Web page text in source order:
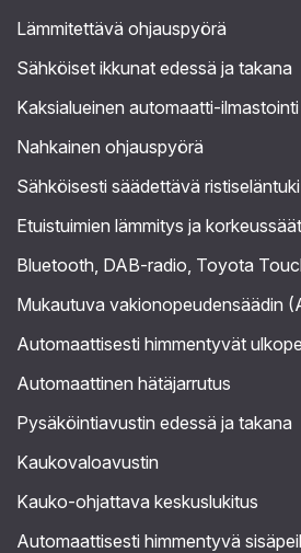
Lämmitettävä ohjauspyörä
Sähköiset ikkunat edessä ja takana
Kaksialueinen automaatti-ilmastointi
Nahkainen ohjauspyörä
Sähköisesti säädettävä
Etuistuimien lämmitys ja
Bluetooth, DAB-radio, Toyota
Mukautuva vakionopeudensäädin
Automaattisesti himmentyvät
Automaattinen hätäjarrutus
Pysäköintiavustin edessä ja takana
Kaukovaloavustin
Kauko-ohjattava keskuslukitus
Automaattisesti himmentyvä